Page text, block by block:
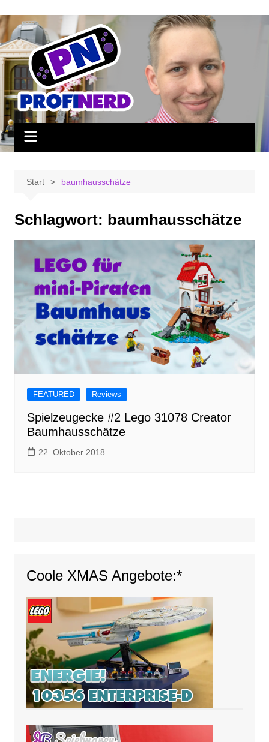
Inhalt
springen
Start baumhausschätze
Schlagwort: baumhausschätze
FEATURED Reviews
Spielzeugecke #2 Lego 31078 Creator
Baumhausschätze
22. Oktober 2018
Coole XMAS Angebote:*